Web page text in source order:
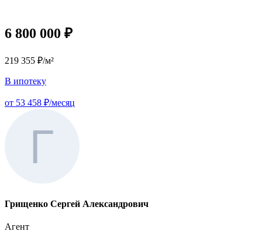
6 800 000 ₽
219 355 ₽/м²
В ипотеку
от 53 458 ₽/месяц
Грищенко Сергей Александрович
Агент